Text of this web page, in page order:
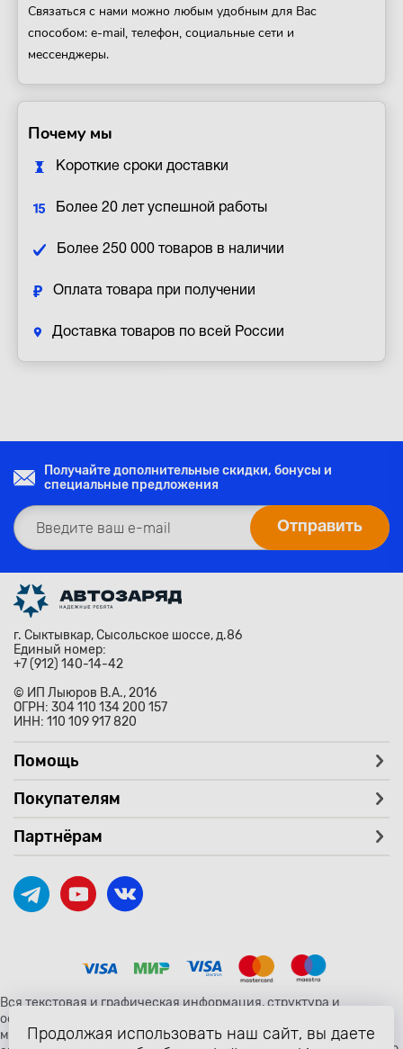
Связаться с нами можно любым удобным для Вас
способом: e-mail, телефон, социальные сети и
мессенджеры.
Почему мы
Короткие сроки доставки
Более 20 лет успешной работы
Более 250 000 товаров в наличии
Оплата товара при получении
Доставка товаров по всей России
Получайте дополнительные скидки, бонусы и
специальные предложения
г. Сыктывкар, Сысольское шоссе, д.86
Единый номер:
+7 (912) 140-14-42
© ИП Лыюров В.А., 2016
ОГРН: 304 110 134 200 157
ИНН: 110 109 917 820
Помощь
Покупателям
Партнёрам
Вся текстовая и графическая информация, структура и
оформление страницы avtozaryad.ru защищены российскими и
международными законами и соглашениями об охране
Продолжая использовать наш сайт, вы даете